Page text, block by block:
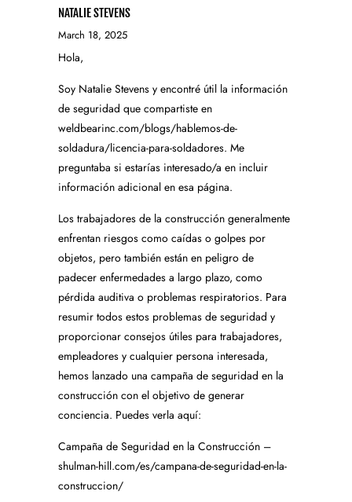
NATALIE STEVENS
March 18, 2025
Hola,
Soy Natalie Stevens y encontré útil la información
de seguridad que compartiste en
weldbearinc.com/blogs/hablemos-de-
soldadura/licencia-para-soldadores. Me
preguntaba si estarías interesado/a en incluir
información adicional en esa página.
Los trabajadores de la construcción generalmente
enfrentan riesgos como caídas o golpes por
objetos, pero también están en peligro de
padecer enfermedades a largo plazo, como
pérdida auditiva o problemas respiratorios. Para
resumir todos estos problemas de seguridad y
proporcionar consejos útiles para trabajadores,
empleadores y cualquier persona interesada,
hemos lanzado una campaña de seguridad en la
construcción con el objetivo de generar
conciencia. Puedes verla aquí:
Campaña de Seguridad en la Construcción –
shulman-hill.com/es/campana-de-seguridad-en-la-
construccion/